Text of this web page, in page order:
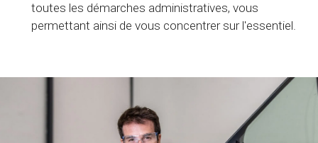
toutes les démarches administratives, vous
permettant ainsi de vous concentrer sur l'essentiel.